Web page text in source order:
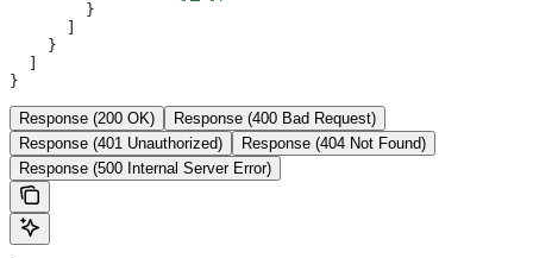
        }
    }
}
Response (200 OK)
Response (400 Bad Request)
Response (401 Unauthorized)
Response (404 Not Found)
Response (500 Internal Server Error)